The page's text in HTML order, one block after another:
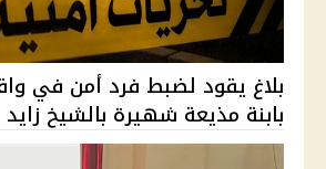
بلاغ يقود لضبط فرد أمن في
بابنة مذيعة شهيرة بالشيخ زايد